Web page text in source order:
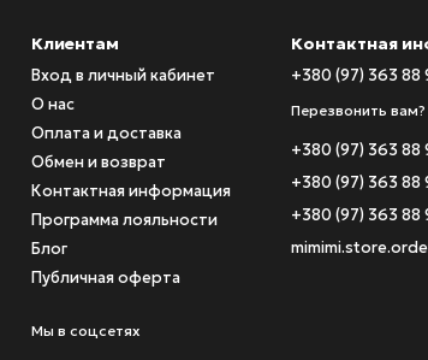
Клиентам
Вход в личный кабинет
О нас
Оплата и доставка
Обмен и возврат
Контактная информация
Программа лояльности
Блог
Публичная оферта
Мы в соцсетях
Контактная
+380 (97) 363 88
Перезвонить вам?
+380 (97) 363 88
+380 (97) 363 88
+380 (97) 363 88